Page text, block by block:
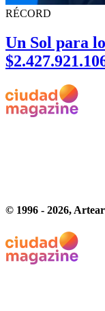
RÉCORD
Un Sol para
© 1996 - 2026, Artear